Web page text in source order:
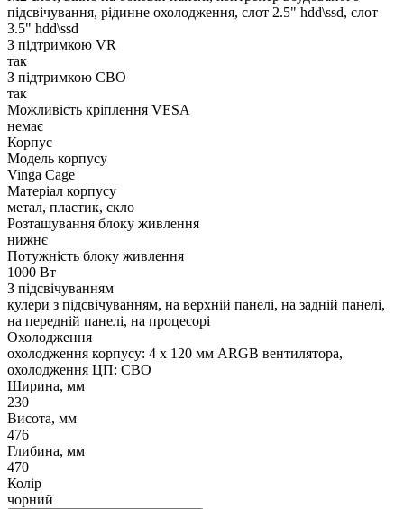
підсвічування, рідинне охолодження, слот 2.5" hdd\ssd, слот
3.5" hdd\ssd
З підтримкою VR
так
З підтримкою СВО
так
Можливість кріплення VESA
немає
Корпус
Модель корпусу
Vinga Cage
Матеріал корпусу
метал, пластик, скло
Розташування блоку живлення
нижнє
Потужність блоку живлення
1000 Вт
З підсвічуванням
кулери з підсвічуванням, на верхній панелі, на задній панелі,
на передній панелі, на процесорі
Охолодження
охолодження корпусу: 4 x 120 мм ARGB вентилятора,
охолодження ЦП: СВО
Ширина, мм
230
Висота, мм
476
Глибина, мм
470
Колір
чорний